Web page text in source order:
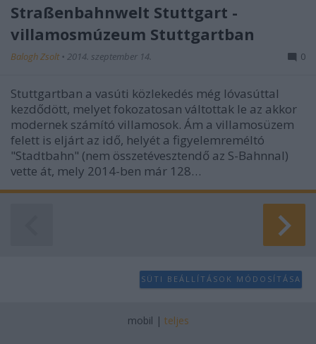
Straßenbahnwelt Stuttgart -
villamosmúzeum Stuttgartban
Balogh Zsolt • 2014. szeptember 14. 0
Stuttgartban a vasúti közlekedés még lóvasúttal
kezdődött, melyet fokozatosan váltottak le az akkor
modernek számító villamosok. Ám a villamosüzem
felett is eljárt az idő, helyét a figyelemreméltó
"Stadtbahn" (nem összetévesztendő az S-Bahnnal)
vette át, mely 2014-ben már 128…
SÜTI BEÁLLÍTÁSOK MÓDOSÍTÁSA
mobil | teljes